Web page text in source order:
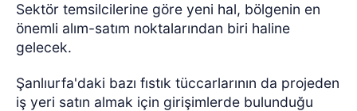
Sektör temsilcilerine göre yeni hal, bölgenin en
önemli alım-satım noktalarından biri haline
gelecek.
Şanlıurfa'daki bazı fıstık tüccarlarının da projeden
iş yeri satın almak için girişimlerde bulunduğu